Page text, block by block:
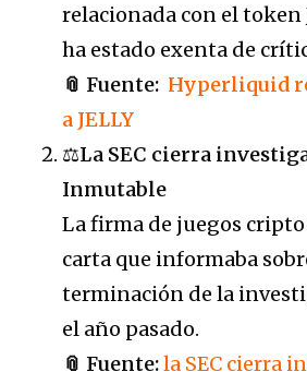
relacionada con el token
ha estado exenta de
📎 Fuente: Hyperliquid
a JELLY
⚖️La SEC cierra
Inmutable
La firma de juegos
carta que informaba
terminación de la
el año pasado.
📎 Fuente:la SEC cierra